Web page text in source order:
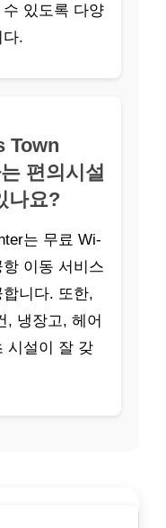
있도록 다양
다.
Town
편의시설
나요?
는 무료 Wi-
이동 서비스
니다. 또한,
, 냉장고, 헤어
시설이 잘 갖